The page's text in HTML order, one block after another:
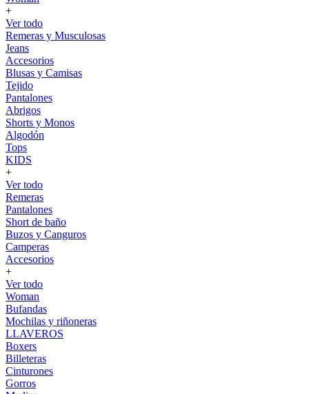
+
Ver todo
Remeras y Musculosas
Jeans
Accesorios
Blusas y Camisas
Tejido
Pantalones
Abrigos
Shorts y Monos
Algodón
Tops
KIDS
+
Ver todo
Remeras
Pantalones
Short de baño
Buzos y Canguros
Camperas
Accesorios
+
Ver todo
Woman
Bufandas
Mochilas y riñoneras
LLAVEROS
Boxers
Billeteras
Cinturones
Gorros